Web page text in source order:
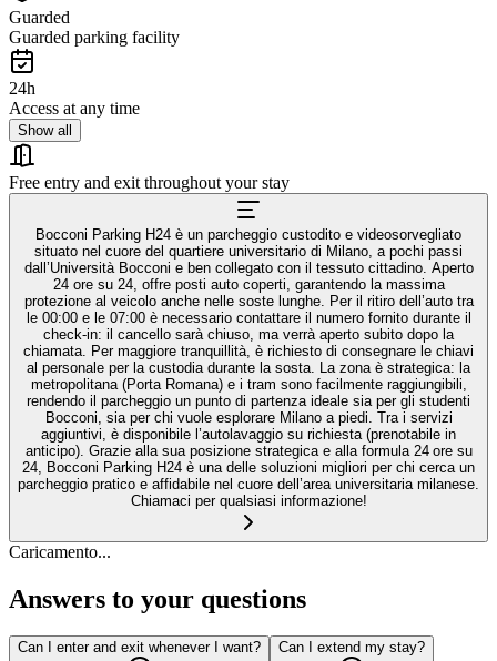
Guarded
Guarded parking facility
24h
Access at any time
Show all
Free entry and exit throughout your stay
Bocconi Parking H24 è un parcheggio custodito e videosorvegliato
situato nel cuore del quartiere universitario di Milano, a pochi passi
dall’Università Bocconi e ben collegato con il tessuto cittadino. Aperto
24 ore su 24, offre posti auto coperti, garantendo la massima
protezione al veicolo anche nelle soste lunghe. Per il ritiro dell’auto tra
le 00:00 e le 07:00 è necessario contattare il numero fornito durante il
check-in: il cancello sarà chiuso, ma verrà aperto subito dopo la
chiamata. Per maggiore tranquillità, è richiesto di consegnare le chiavi
al personale per la custodia durante la sosta. La zona è strategica: la
metropolitana (Porta Romana) e i tram sono facilmente raggiungibili,
rendendo il parcheggio un punto di partenza ideale sia per gli studenti
Bocconi, sia per chi vuole esplorare Milano a piedi. Tra i servizi
aggiuntivi, è disponibile l’autolavaggio su richiesta (prenotabile in
anticipo). Grazie alla sua posizione strategica e alla formula 24 ore su
24, Bocconi Parking H24 è una delle soluzioni migliori per chi cerca un
parcheggio pratico e affidabile nel cuore dell’area universitaria milanese.
Chiamaci per qualsiasi informazione!
Caricamento...
Answers to your questions
Can I enter and exit whenever I want? Can I extend my stay?